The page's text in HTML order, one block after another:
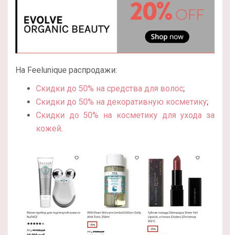
На Feelunique распродажи:
Скидки до 50% на средства для волос;
Скидки до 50% на декоративную косметику;
Скидки до 50% на косметику для ухода за
кожей.